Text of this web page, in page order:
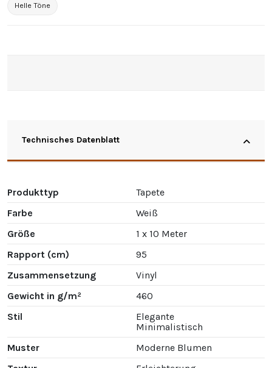
Helle Töne
Technisches Datenblatt
Produkttyp
Tapete
Farbe
Weiß
Größe
1 x 10 Meter
Rapport (cm)
95
Zusammensetzung
Vinyl
Gewicht in g/m²
460
Stil
Elegante
Minimalistisch
Muster
Moderne Blumen